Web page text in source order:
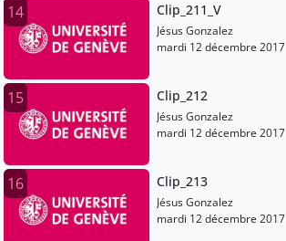
14 Clip_211_V
Jésus Gonzalez
mardi 12 décembre 2017
15 Clip_212
Jésus Gonzalez
mardi 12 décembre 2017
16 Clip_213
Jésus Gonzalez
mardi 12 décembre 2017